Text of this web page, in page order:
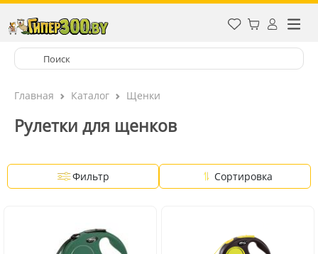
Главная Каталог Щенки
Рулетки для щенков
Фильтр Сортировка